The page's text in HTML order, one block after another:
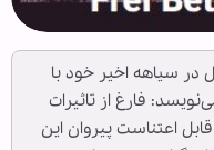
سیاهه اخیر خود با
فارغ از تاثیرات
اعتناست پیروان این